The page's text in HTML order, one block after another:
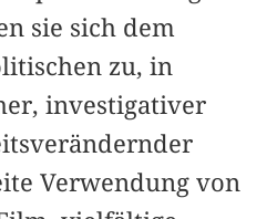
sie sich dem
zu, in
investigativer
Verwendung von